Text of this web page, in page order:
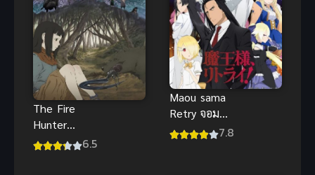
The Fire
Hunter
(2023) ราชา
6.5
Maou sama
Retry จอม
มารรีไทร์ 7.8